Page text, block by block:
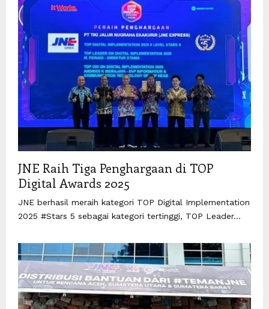
JNE Raih Tiga Penghargaan di TOP
Digital Awards 2025
JNE berhasil meraih kategori TOP Digital Implementation
2025 #Stars 5 sebagai kategori tertinggi, TOP Leader...